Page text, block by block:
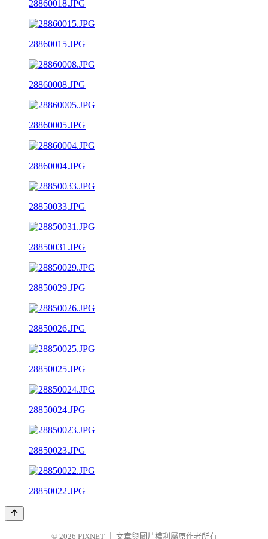
28860018.JPG
28860015.JPG
28860008.JPG
28860005.JPG
28860004.JPG
28850033.JPG
28850031.JPG
28850029.JPG
28850026.JPG
28850025.JPG
28850024.JPG
28850023.JPG
28850022.JPG
© 2026 PIXNET 文章與圖片權利屬原作者所有